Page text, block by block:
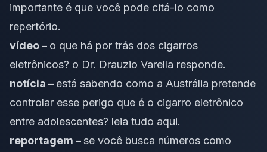
importante é que você pode citá-lo como
repertório.
vídeo – o que há por trás dos cigarros
eletrônicos? o Dr. Drauzio Varella responde.
notícia – está sabendo como a Austrália pretende
controlar esse perigo que é o cigarro eletrônico
entre adolescentes? leia tudo aqui.
reportagem – se você busca números como